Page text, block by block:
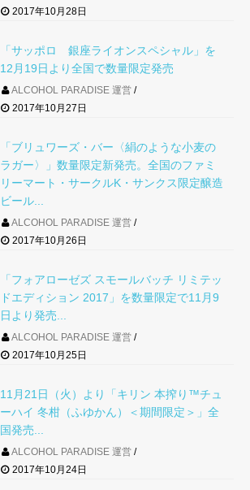
2017年10月28日
「サッポロ 銀座ライオンスペシャル」を
12月19日より全国で数量限定発売
ALCOHOL PARADISE 運営
2017年10月27日
「ブリュワーズ・バー〈絹のような小麦の
ラガー〉」数量限定新発売。全国のファミ
リーマート・サークルK・サンクス限定醸造
ビール...
ALCOHOL PARADISE 運営
2017年10月26日
「フォアローゼズ スモールバッチ リミテッ
ドエディション 2017」を数量限定で11月9
日より発売...
ALCOHOL PARADISE 運営
2017年10月25日
11月21日（火）より「キリン 本搾り™チュ
ーハイ 冬柑（ふゆかん）＜期間限定＞」全
国発売...
ALCOHOL PARADISE 運営
2017年10月24日